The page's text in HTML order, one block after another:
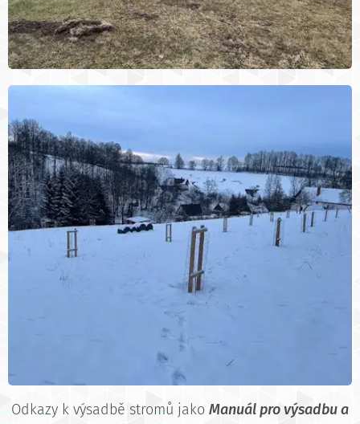
Odkazy k výsadbě stromů jako Manuál pro výsadbu a